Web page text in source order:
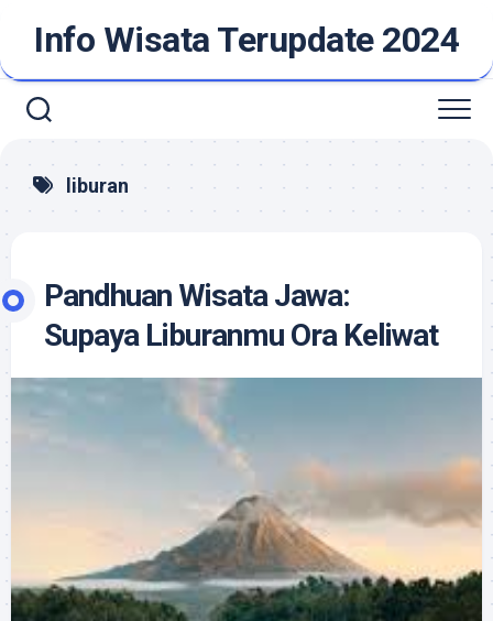
contentInfo Wisata Terupdate 2024
liburan
Pandhuan Wisata Jawa:
Supaya Liburanmu Ora Keliwat